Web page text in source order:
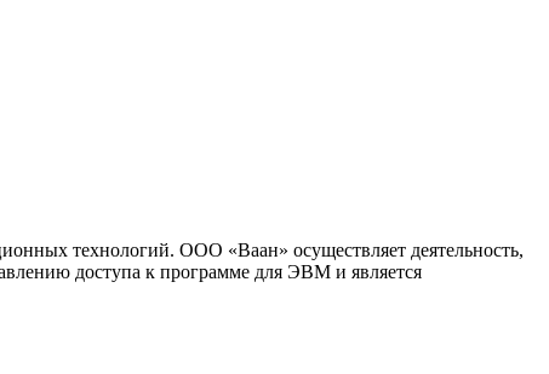
технологий. ООО «Ваан» осуществляет деятельность,
доступа к программе для ЭВМ и является